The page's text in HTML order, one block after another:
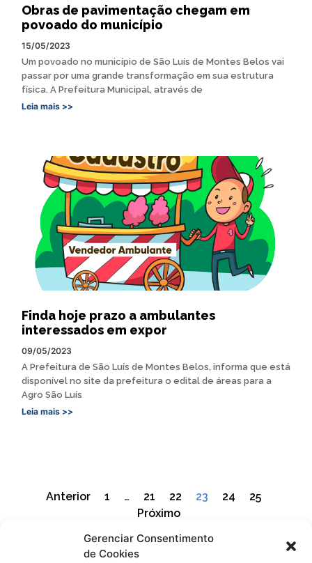
Gerenciar Consentimento
de Cookies
Obras de pavimentação chegam em
povoado do município
15/05/2023
Um povoado no município de São Luís de Montes Belos vai
passar por uma grande transformação em sua estrutura
física. A Prefeitura Municipal, através de
Leia mais >>
Finda hoje prazo a ambulantes
interessados em expor
09/05/2023
A Prefeitura de São Luís de Montes Belos, informa que está
disponível no site da prefeitura o edital de áreas para a
Agro São Luís
Leia mais >>
Anterior 1 … 21 22 23 24
25
Próximo